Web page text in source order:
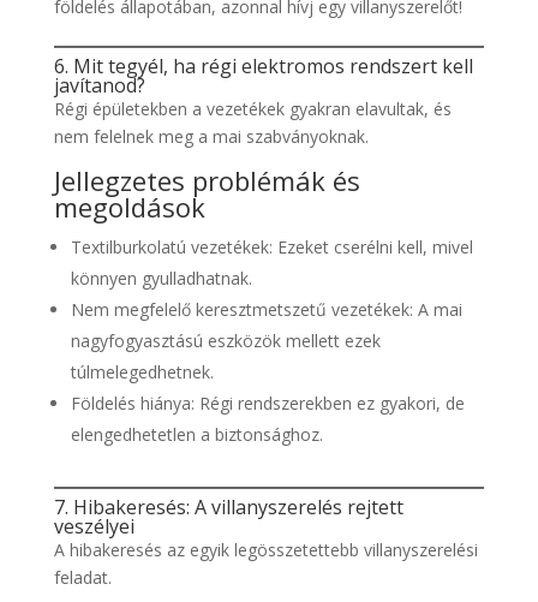
földelés állapotában, azonnal hívj egy villanyszerelőt!
6. Mit tegyél, ha régi elektromos rendszert kell
javítanod?
Régi épületekben a vezetékek gyakran elavultak, és
nem felelnek meg a mai szabványoknak.
Jellegzetes problémák és
megoldások
Textilburkolatú vezetékek: Ezeket cserélni kell, mivel
könnyen gyulladhatnak.
Nem megfelelő keresztmetszetű vezetékek: A mai
nagyfogyasztású eszközök mellett ezek
túlmelegedhetnek.
Földelés hiánya: Régi rendszerekben ez gyakori, de
elengedhetetlen a biztonsághoz.
7. Hibakeresés: A villanyszerelés rejtett
veszélyei
A hibakeresés az egyik legösszetettebb villanyszerelési
feladat.